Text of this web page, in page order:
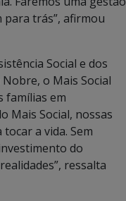
para trás”, afirmou
Social e dos
o Mais Social
famílias em
Mais Social, nossas
a vida. Sem
do
ressalta